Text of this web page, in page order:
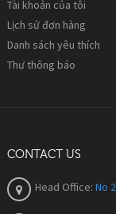
Tài khoản của tôi
Lịch sử đơn hàng
Danh sách yêu thích
Thư thông báo
CONTACT US
Head Office: No